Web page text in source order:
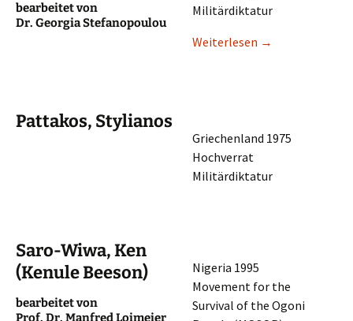
bearbei­tet von
Dr. Georgia Stefanopoulou
Militärdiktatur
Weiter­le­sen →
Pattakos, Stylianos
Griechen­land 1975
Hochverrat
Militärdiktatur
Saro-Wiwa, Ken
(Kenule Beeson)
bearbei­tet von
Prof. Dr. Manfred Loimeier
Nigeria 1995
Movement for the
Survi­val of the Ogoni